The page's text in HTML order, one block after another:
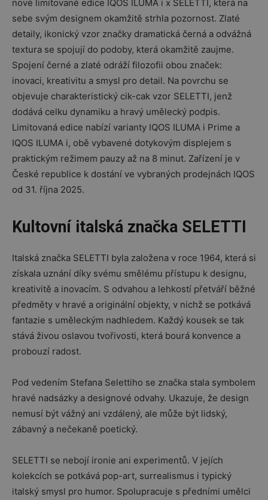
nové limitované edice IQOS ILUMA i x SELETTI, která na
sebe svým designem okamžitě strhla pozornost. Zlaté
detaily, ikonický vzor značky dramatická černá a odvážná
textura se spojují do podoby, která okamžitě zaujme.
Spojení černé a zlaté odráží filozofii obou značek:
inovaci, kreativitu a smysl pro detail. Na povrchu se
objevuje charakteristický cik-cak vzor SELETTI, jenž
dodává celku dynamiku a hravý umělecký podpis.
Limitovaná edice nabízí varianty IQOS ILUMA i Prime a
IQOS ILUMA i, obě vybavené dotykovým displejem s
praktickým režimem pauzy až na 8 minut. Zařízení je v
České republice k dostání ve vybraných prodejnách IQOS
od 31. října 2025.
Kultovní italská značka SELETTI
Italská značka SELETTI byla založena v roce 1964, která si
získala uznání díky svému smělému přístupu k designu,
kreativitě a inovacím. S odvahou a lehkostí přetváří běžné
předměty v hravé a originální objekty, v nichž se potkává
fantazie s uměleckým nadhledem. Každý kousek se tak
stává živou oslavou tvořivosti, která bourá konvence a
probouzí radost.
Pod vedením Stefana Selettiho se značka stala symbolem
hravé nadsázky a designové odvahy. Ukazuje, že design
nemusí být vážný ani vzdálený, ale může být lidský,
zábavný a nečekaně poetický.
SELETTI se nebojí ironie ani experimentů. V jejích
kolekcích se potkává pop-art, surrealismus i typický
italský smysl pro humor. Spolupracuje s předními umělci